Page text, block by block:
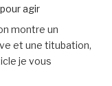
agir
montre un
et une titubation,
je vous